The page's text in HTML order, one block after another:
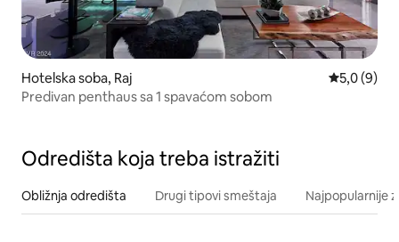
Hotelska soba, Raj Prosečna
5,0 (9)
Predivan penthaus sa 1 spavaćom sobom
Odredišta koja treba istražiti
Obližnja odredišta Drugi tipovi smeštaja Najpopularnije